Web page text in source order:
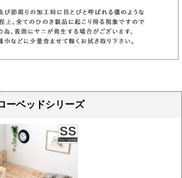
ーベッドシリーズ